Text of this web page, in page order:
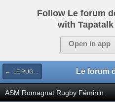
Follow Le forum
with
Open in app
← LE RUGBY DE CHEZ NOUS
ASM Romagnat Rugby Féminin